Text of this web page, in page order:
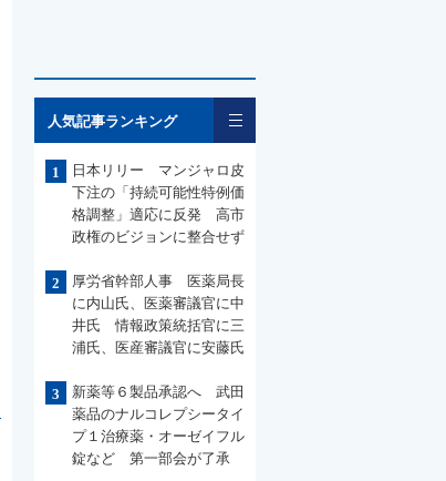
人気記事ランキング
1
日本リリー マンジャロ皮
下注の「持続可能性特例価
格調整」適応に反発 高市
政権のビジョンに整合せず
2
厚労省幹部人事 医薬局長
に内山氏、医薬審議官に中
井氏 情報政策統括官に三
浦氏、医産審議官に安藤氏
3
新薬等６製品承認へ 武田
薬品のナルコレプシータイ
プ１治療薬・オーゼイフル
錠など 第一部会が了承